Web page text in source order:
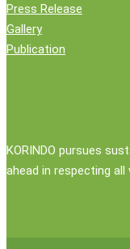
Press Release
Gallery
Publication
KORINDO pursues
ahead in respecting all